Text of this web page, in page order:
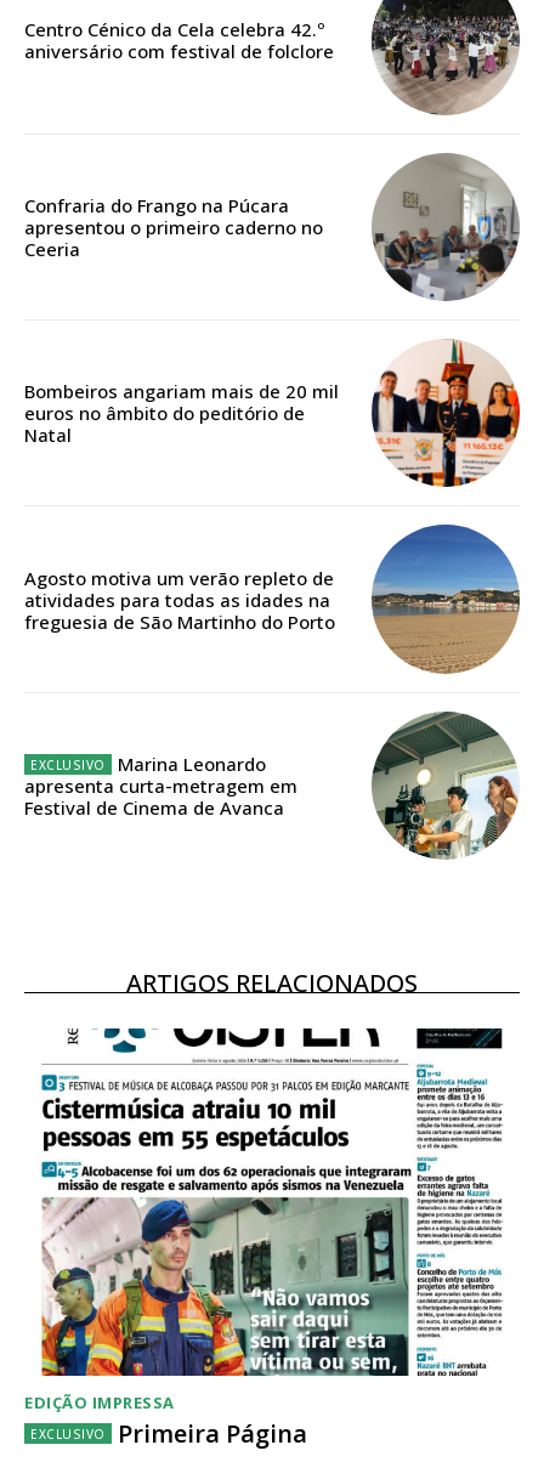
12 meses
Edição em papel entregue à Quinta-feira em sua
Acesso ao conteúdo online
Acesso aos conteúdos Exclusivos para
16€
Acesso ao conteúdo online
Acesso aos conteúdos Exclusivos para
assinantes
Centro Cénico da Cela celebra 42.º
aniversário com festival de folclore
Confraria do Frango na Púcara
apresentou o primeiro caderno no
Ceeria
Bombeiros angariam mais de 20 mil
euros no âmbito do peditório de
Natal
Agosto motiva um verão repleto de
atividades para todas as idades na
freguesia de São Martinho do Porto
Marina Leonardo
apresenta curta-metragem em
Festival de Cinema de Avanca
ARTIGOS RELACIONADOS
EDIÇÃO IMPRESSA
Primeira Página